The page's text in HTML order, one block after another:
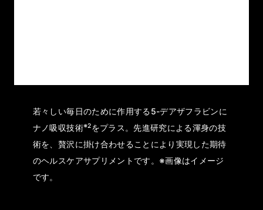
若々しい毎日のために作用する5-デアザフラビンに
ナノ吸収技術※2をプラス。先進研究による渾身の技
術を、贅沢に掛け合わせることにより実現した期待
のヘルスケアサプリメントです。※画像はイメージ
です。